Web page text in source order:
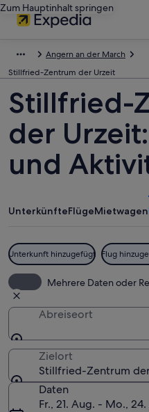
Zum Hauptinhalt springen
Angern an der March
Stillfried-Zentrum der Urzeit
Stillfried-
der
und
UnterkünfteFlügeMietwagen
Unterkunft hinzugefügt Flug
Mehrere Daten oder
Abreiseort
Zielort
Stillfried-Zentrum
Daten
Fr., 21. Aug. - Mo.,